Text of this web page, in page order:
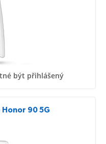
být přihlášený
Honor 90 5G